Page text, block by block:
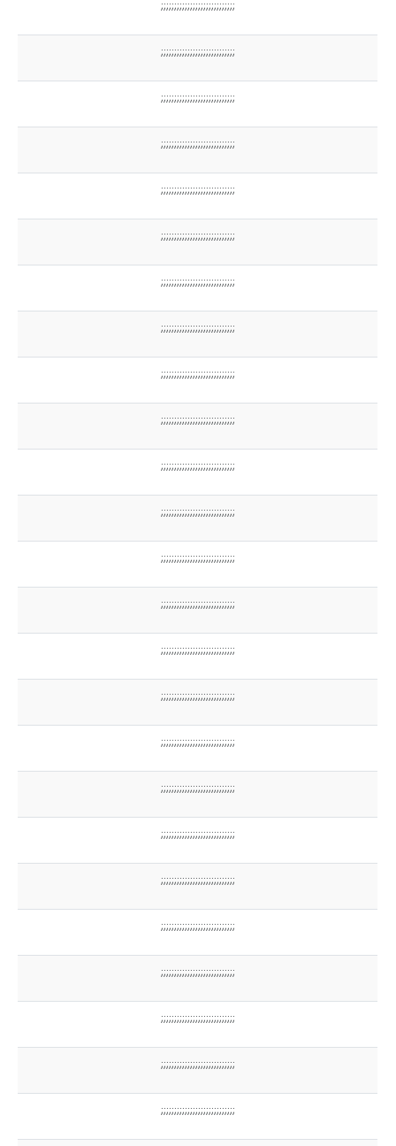
;;;;;;;;;;;;;;;;;;;;;;;;;;;;
;;;;;;;;;;;;;;;;;;;;;;;;;;;;
;;;;;;;;;;;;;;;;;;;;;;;;;;;;
;;;;;;;;;;;;;;;;;;;;;;;;;;;;
;;;;;;;;;;;;;;;;;;;;;;;;;;;;
;;;;;;;;;;;;;;;;;;;;;;;;;;;;
;;;;;;;;;;;;;;;;;;;;;;;;;;;;
;;;;;;;;;;;;;;;;;;;;;;;;;;;;
;;;;;;;;;;;;;;;;;;;;;;;;;;;;
;;;;;;;;;;;;;;;;;;;;;;;;;;;;
;;;;;;;;;;;;;;;;;;;;;;;;;;;;
;;;;;;;;;;;;;;;;;;;;;;;;;;;;
;;;;;;;;;;;;;;;;;;;;;;;;;;;;
;;;;;;;;;;;;;;;;;;;;;;;;;;;;
;;;;;;;;;;;;;;;;;;;;;;;;;;;;
;;;;;;;;;;;;;;;;;;;;;;;;;;;;
;;;;;;;;;;;;;;;;;;;;;;;;;;;;
;;;;;;;;;;;;;;;;;;;;;;;;;;;;
;;;;;;;;;;;;;;;;;;;;;;;;;;;;
;;;;;;;;;;;;;;;;;;;;;;;;;;;;
;;;;;;;;;;;;;;;;;;;;;;;;;;;;
;;;;;;;;;;;;;;;;;;;;;;;;;;;;
;;;;;;;;;;;;;;;;;;;;;;;;;;;;
;;;;;;;;;;;;;;;;;;;;;;;;;;;;
;;;;;;;;;;;;;;;;;;;;;;;;;;;;